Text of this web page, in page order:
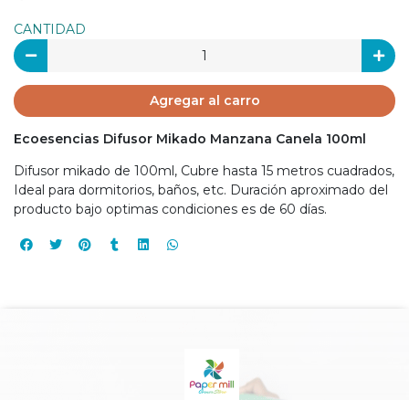
CANTIDAD
Agregar al carro
Ecoesencias Difusor Mikado Manzana Canela 100ml
Difusor mikado de 100ml, Cubre hasta 15 metros cuadrados,
Ideal para dormitorios, baños, etc. Duración aproximado del
producto bajo optimas condiciones es de 60 días.